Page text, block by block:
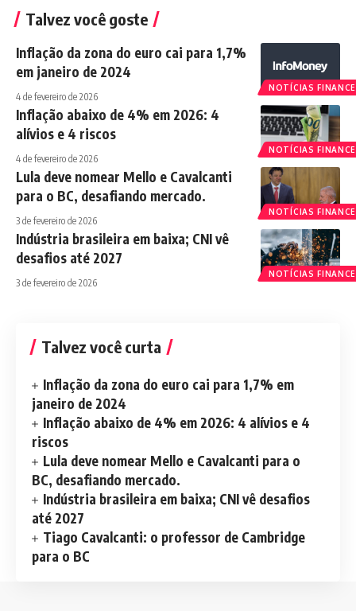
Talvez você goste
NOTÍCIAS
Inflação da zona do euro cai para 1,7%
em janeiro de 2024
4 de fevereiro de 2026
NOTÍCIAS
Inflação abaixo de 4% em 2026: 4
alívios e 4 riscos
4 de fevereiro de 2026
NOTÍCIAS
Lula deve nomear Mello e Cavalcanti
para o BC, desafiando mercado.
3 de fevereiro de 2026
NOTÍCIAS
Indústria brasileira em baixa; CNI vê
desafios até 2027
3 de fevereiro de 2026
Talvez você curta
Inflação da zona do euro cai para 1,7% em
janeiro de 2024
Inflação abaixo de 4% em 2026: 4 alívios e 4
riscos
Lula deve nomear Mello e Cavalcanti para o
BC, desafiando mercado.
Indústria brasileira em baixa; CNI vê desafios
até 2027
Tiago Cavalcanti: o professor de Cambridge
para o BC